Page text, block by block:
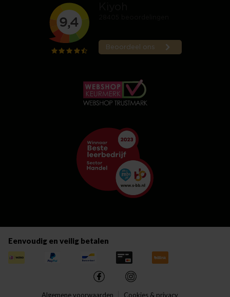
Eenvoudig en veilig betalen
Algemene voorwaarden Cookies & privacy